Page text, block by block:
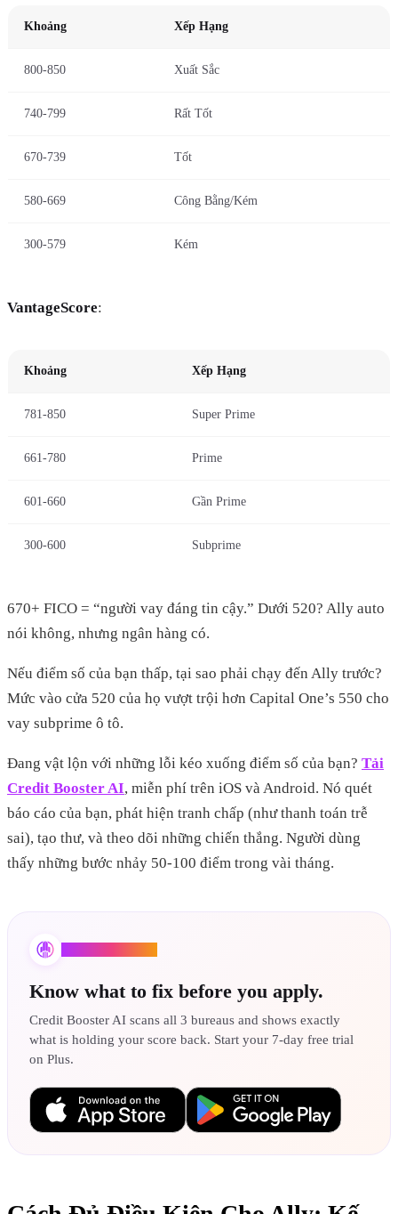
Khoảng Xếp Hạng
800-850 Xuất Sắc
740-799 Rất Tốt
670-739 Tốt
580-669 Công Bằng/Kém
300-579 Kém
VantageScore:
Khoảng Xếp Hạng
781-850 Super Prime
661-780 Prime
601-660 Gần Prime
300-600 Subprime
670+ FICO = “người vay đáng tin cậy.” Dưới 520? Ally auto
nói không, nhưng ngân hàng có.
Nếu điểm số của bạn thấp, tại sao phải chạy đến Ally trước?
Mức vào cửa 520 của họ vượt trội hơn Capital One’s 550 cho
vay subprime ô tô.
Đang vật lộn với những lỗi kéo xuống điểm số của bạn? Tải
Credit Booster AI, miễn phí trên iOS và Android. Nó quét
báo cáo của bạn, phát hiện tranh chấp (như thanh toán trễ
sai), tạo thư, và theo dõi những chiến thắng. Người dùng
thấy những bước nhảy 50-100 điểm trong vài tháng.
Know what to fix before you apply.
Credit Booster AI scans all 3 bureaus and shows exactly
what is holding your score back. Start your 7-day free trial
on Plus.